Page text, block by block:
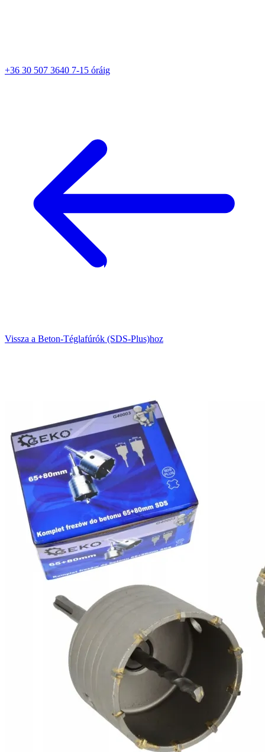
+36 30 507 3640 7-15 óráig
Vissza a Beton-Téglafúrók (SDS-Plus)hoz